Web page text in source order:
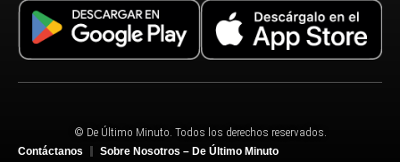
© De Último Minuto. Todos los derechos reservados.
Contáctanos
Sobre Nosotros – De Último Minuto